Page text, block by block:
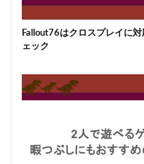
Fallout76はクロスプレイに
ェック